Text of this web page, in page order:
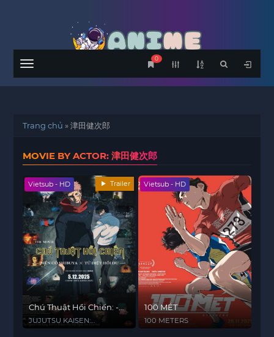
Menu
0
Trang chủ »津田健次郎
MOVIE BY ACTOR: 津田健次郎
Vietsub - HD Trailer
Chú Thuật Hồi Chiến: -
BIến Cố Shibuya x Tử
Diệt Hồi Du-
JUJUTSU KAISEN:
Vietsub - HD
100 MÉT
100 METERS